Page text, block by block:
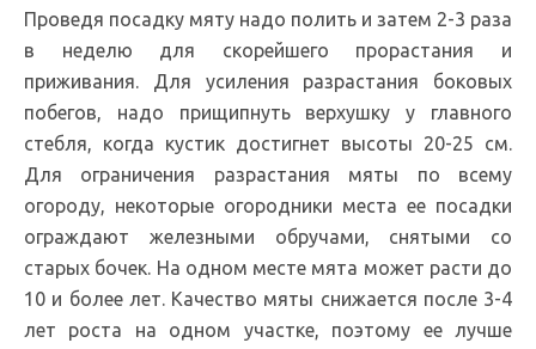
Проведя посадку мяту надо полить и затем 2-3 раза
в неделю для скорейшего прорастания и
приживания. Для усиления разрастания боковых
побегов, надо прищипнуть верхушку у главного
стебля, когда кустик достигнет высоты 20-25 см.
Для ограничения разрастания мяты по всему
огороду, некоторые огородники места ее посадки
ограждают железными обручами, снятыми со
старых бочек. На одном месте мята может расти до
10 и более лет. Качество мяты снижается после 3-4
лет роста на одном участке, поэтому ее лучше